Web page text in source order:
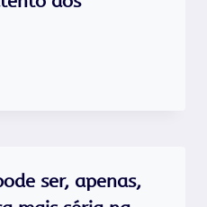
ser, apenas,